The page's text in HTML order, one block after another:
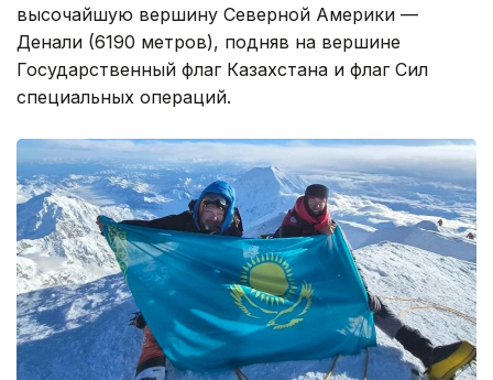
высочайшую вершину Северной Америки —
Денали (6190 метров), подняв на вершине
Государственный флаг Казахстана и флаг Сил
специальных операций.